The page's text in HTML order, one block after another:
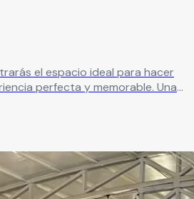
el espacio ideal para hacer
perfecta y memorable. Una
para crear celebraciones únicas.